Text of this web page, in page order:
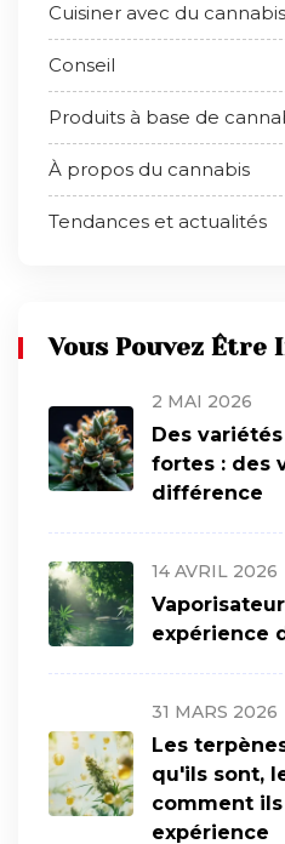
Cuisiner avec du cannabis
Conseil
Produits à base de
À propos du cannabis
Tendances et actualités
Vous Pouvez Être
2 MAI 2026
Des
fortes : des
différence
14 AVRIL 2026
expérience
31 MARS 2026
Les
qu'ils sont,
comment
expérience